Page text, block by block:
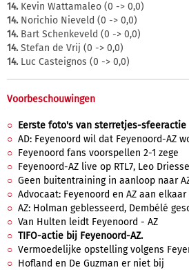
14.Kevin Wattamaleo (0 -> 0,0)
14.Norichio Nieveld (0 -> 0,0)
14.Bart Schenkeveld (0 -> 0,0)
14.Stefan de Vrij (0 -> 0,0)
14.Luc Casteignos (0 -> 0,0)
Voorbeschouwingen
Eerste foto's van sterretjes-sfeeractie
AD: Feyenoord wil dat Feyenoord-AZ
Feyenoord fans voorspellen 2-1 zege
Feyenoord-AZ live op RTL7, Leo
Geen buitentraining in aanloop naar
Advocaat: Feyenoord en AZ aan elkaar
AZ: Holman geblesseerd, Dembélé
Van Hulten leidt Feyenoord - AZ
TIFO-actie bij Feyenoord-AZ.
Vermoedelijke opstelling volgens
Hofland en De Guzman er niet bij